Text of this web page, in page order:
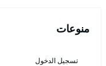
منوعات
تسجيل الدخول